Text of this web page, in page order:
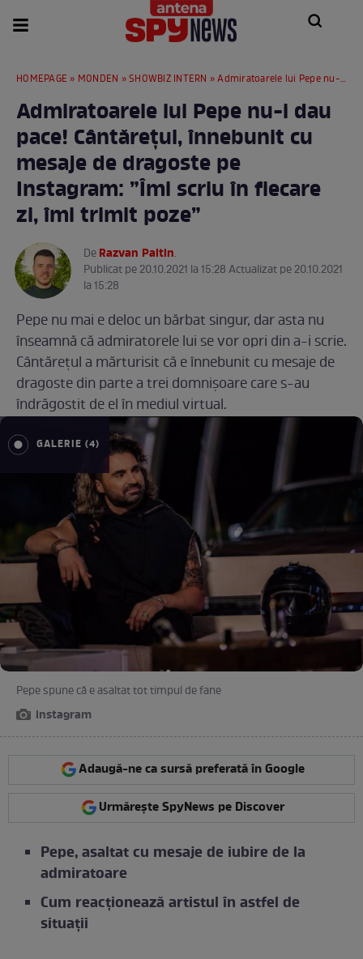
HOMEPAGE » MONDEN »SHOWBIZ INTERN » Admiratoarele lui Pepe nu-i dau pace! Cântărețul, înnebunit cu mesaje de dragoste pe Instagram: ”Îmi scriu în fiecare zi, îmi trimit poze”
Admiratoarele lui Pepe nu-i dau
pace! Cântărețul, înnebunit cu
mesaje de dragoste pe
Instagram: ”Îmi scriu în fiecare
zi, îmi trimit poze”
DeRazvan Paltin.
Publicat pe 20.10.2021 la 15:28 Actualizat pe 20.10.2021
la 15:28
Pepe nu mai e deloc un bărbat singur, dar asta nu
înseamnă că admiratorele lui se vor opri din a-i scrie.
Cântărețul a mărturisit că e înnebunit cu mesaje de
dragoste din parte a trei domnișoare care s-au
îndrăgostit de el în mediul virtual.
GALERIE (4)
Pepe spune că e asaltat tot timpul de fane
instagram
Adaugă-ne ca sursă preferată în Google
Urmărește SpyNews pe Discover
Pepe, asaltat cu mesaje de iubire de la
admiratoare
Cum reacționează artistul în astfel de
situații